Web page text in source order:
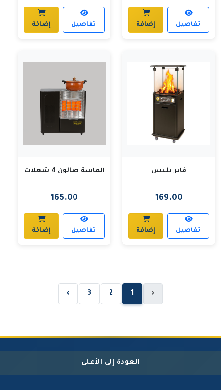
تفاصيل إضافة تفاصيل إضافة
فاير بليس
169.00
تفاصيل إضافة
الماسة صالون 4 شعلات
165.00
تفاصيل إضافة
‹
1
2
3
›
العودة إلى الأعلى